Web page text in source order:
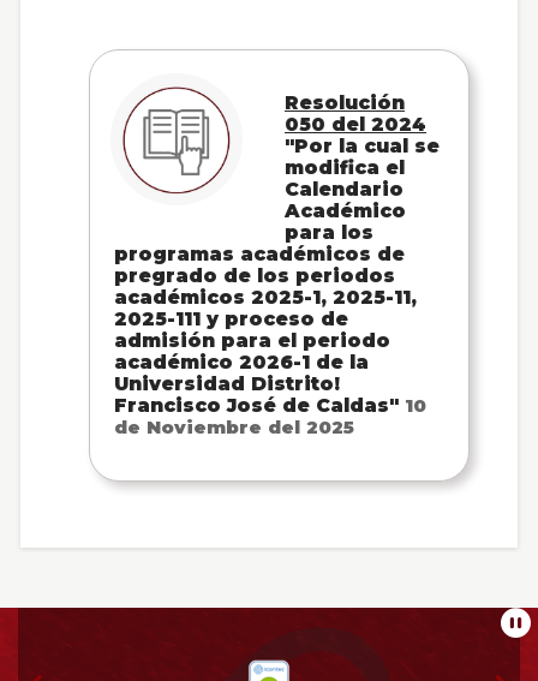
Resolución
050 del 2024
"Por la cual se
modifica el
Calendario
Académico
para los
programas académicos de
pregrado de los periodos
académicos 2025-1, 2025-11,
2025-111 y proceso de
admisión para el periodo
académico 2026-1 de la
Universidad Distrito!
Francisco José de Caldas" 10
de Noviembre del 2025
Información